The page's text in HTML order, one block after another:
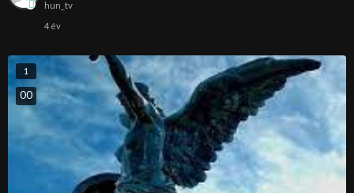
hun_tv
4 év
1
00